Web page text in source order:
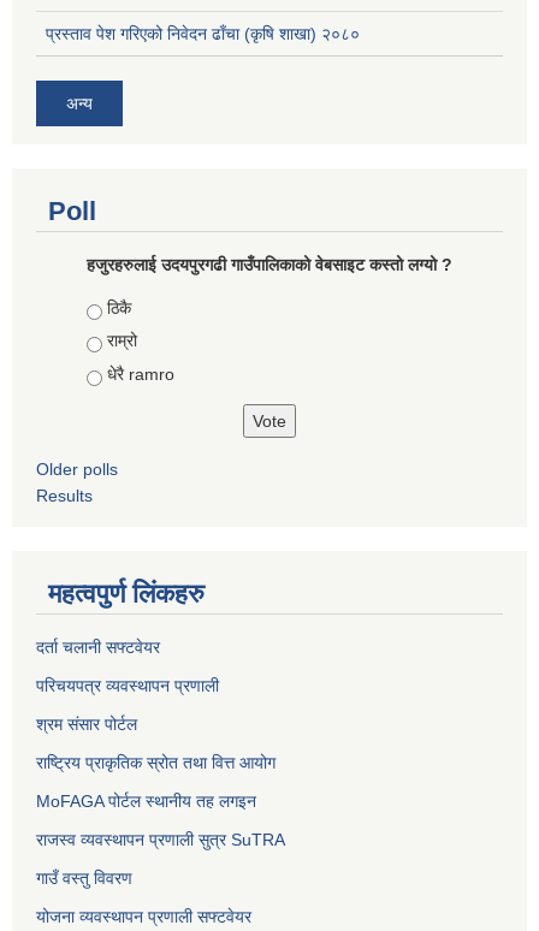
प्रस्ताव पेश गरिएको निवेदन ढाँचा (कृषि शाखा) २०८०
अन्य
Poll
हजुरहरुलाई उदयपुरगढी गाउँपालिकाको वेबसाइट कस्तो लग्यो ?
Choices
ठिकै
राम्रो
धेरै ramro
Older polls
Results
महत्वपुर्ण लिंकहरु
दर्ता चलानी सफ्टवेयर
परिचयपत्र व्यवस्थापन प्रणाली
श्रम संसार पोर्टल
राष्ट्रिय प्राकृतिक स्रोत तथा वित्त आयोग
MoFAGA पोर्टल स्थानीय तह लगइन
राजस्व व्यवस्थापन प्रणाली सुत्र SuTRA
गाउँ वस्तु विवरण
योजना व्यवस्थापन प्रणाली सफ्टवेयर